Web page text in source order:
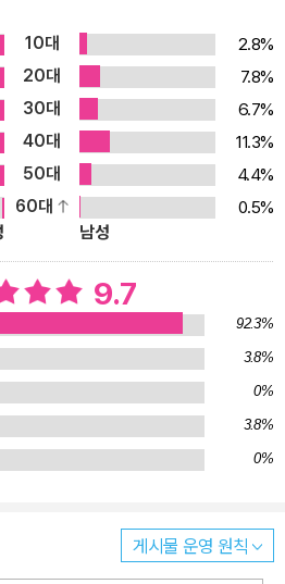
10대
2.8%
20대
7.8%
30대
6.7%
40대
11.3%
50대
4.4%
60대
0.5%
남성
9.7
92.3%
3.8%
0%
3.8%
0%
게시물 운영 원칙